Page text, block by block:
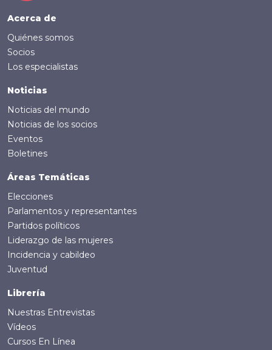
Footer (Spanish)
Acerca de
Quiénes somos
Socios
Los especialistas
Noticias
Noticias del mundo
Noticias de los socios
Eventos
Boletines
Áreas Temáticas
Elecciones
Parlamentos y representantes
Partidos políticos
Liderazgo de las mujeres
Incidencia y cabildeo
Juventud
Librería
Nuestras Entrevistas
Vídeos
Cursos En Línea